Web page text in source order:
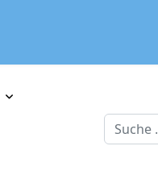
Suchen